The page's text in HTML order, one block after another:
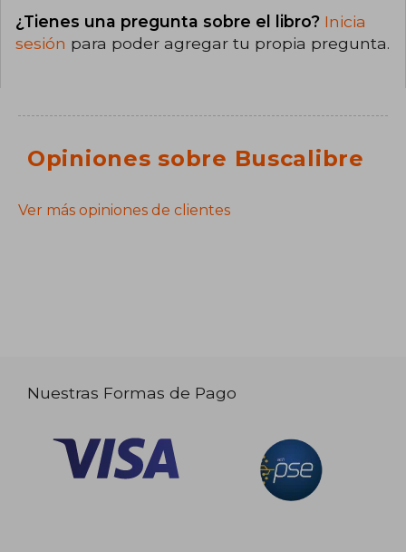
¿Tienes una pregunta sobre el libro? Inicia
sesión para poder agregar tu propia pregunta.
Opiniones sobre Buscalibre
Ver más opiniones de clientes
Nuestras Formas de Pago